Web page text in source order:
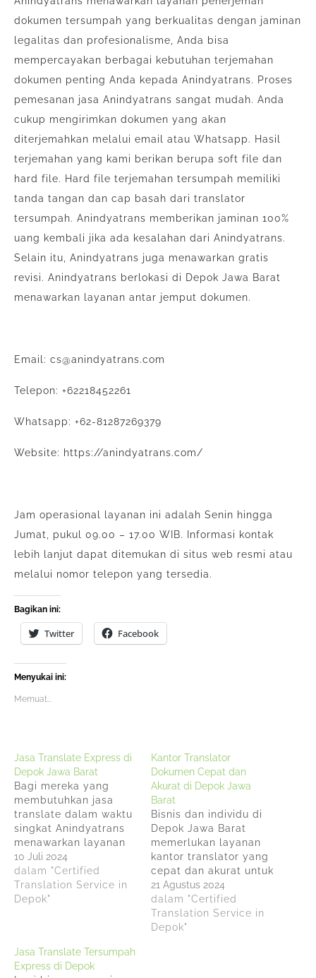
dokumen tersumpah yang berkualitas dengan jaminan
legalitas dan profesionalisme, Anda bisa
mempercayakan berbagai kebutuhan terjemahan
dokumen penting Anda kepada Anindyatrans. Proses
pemesanan jasa Anindyatrans sangat mudah. Anda
cukup mengirimkan dokumen yang akan
diterjemahkan melalui email atau Whatsapp. Hasil
terjemahan yang kami berikan berupa soft file dan
hard file. Hard file terjemahan tersumpah memiliki
tanda tangan dan cap basah dari translator
tersumpah. Anindyatrans memberikan jaminan 100%
uang kembali jika ada kesalahan dari Anindyatrans.
Selain itu, Anindyatrans juga menawarkan gratis
revisi. Anindyatrans berlokasi di Depok Jawa Barat
menawarkan layanan antar jemput dokumen.
Email: cs@anindyatrans.com
Telepon: +62218452261
Whatsapp: +62-81287269379
Website: https://anindyatrans.com/
Jam operasional layanan ini adalah Senin hingga
Jumat, pukul 09.00 – 17.00 WIB. Informasi kontak
lebih lanjut dapat ditemukan di situs web resmi atau
melalui nomor telepon yang tersedia.
Bagikan ini:
Twitter Facebook
Menyukai ini:
Memuat...
Jasa Translate Express di
Depok Jawa Barat
Bagi mereka yang
membutuhkan jasa
translate dalam waktu
singkat Anindyatrans
menawarkan layanan
express. Dengan
layanan ini, dokumen
dapat ditranslate
dalam waktu yang
Kompetitif Meskipun
menawarkan kualitas
10 Juli 2024
dalam "Certified
Translation Service in
Depok"
Kantor Translator
Dokumen Cepat dan
Akurat di Depok Jawa
Barat
Bisnis dan individu di
Depok Jawa Barat
memerlukan layanan
kantor translator yang
cepat dan akurat untuk
berbagai keperluan,
mulai dari dokumen
hukum hingga materi
pemasaran.
21 Agustus 2024
dalam "Certified
Translation Service in
Depok"
Jasa Translate Tersumpah
Express di Depok